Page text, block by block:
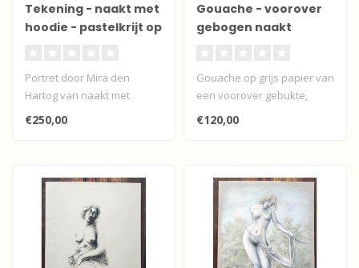
Tekening - naakt met
hoodie - pastelkrijt op
Portret door Mira den
Hartog van naakt met
hoodie in pastelkrijt op grijs
papier..
€250,00
Gouache - voorover
gebogen naakt
Gouache op grijs papier van
een voorover gebukte,
naakte vrouw door de
Utrechtse..
€120,00